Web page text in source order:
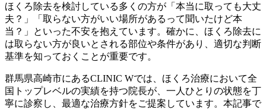
ほくろ除去を検討している多くの方が「本当に取っても大丈
夫？」「取らない方がいい場所があるって聞いたけど本
当？」といった不安を抱えています。確かに、ほくろ除去に
は取らない方が良いとされる部位や条件があり、適切な判断
基準を知っておくことが重要です。
群馬県高崎市にあるCLINIC Wでは、ほくろ治療において全
国トップレベルの実績を持つ院長が、一人ひとりの状態を丁
寧に診察し、最適な治療方針をご提案しています。本記事で